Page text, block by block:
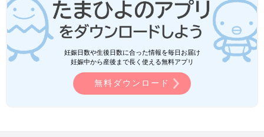
妊娠日数や生後日数に合った情報を毎日お届け
妊娠中から産後まで長く使える無料アプリ
無料ダウンロード